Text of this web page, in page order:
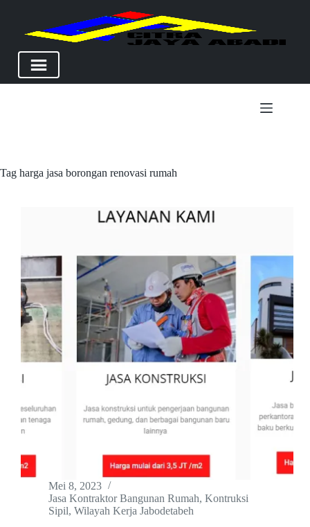
Tag harga jasa borongan renovasi rumah
Mei 8, 2023
Jasa Kontraktor Bangunan Rumah, Kontruksi
Sipil, Wilayah Kerja Jabodetabeh